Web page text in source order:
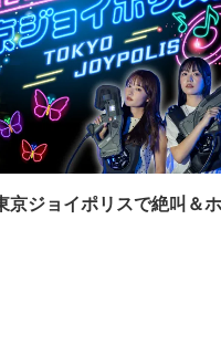
京ジョイポリスで絶叫＆